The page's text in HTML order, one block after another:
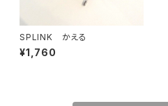
SPLINK かえる
¥1,760